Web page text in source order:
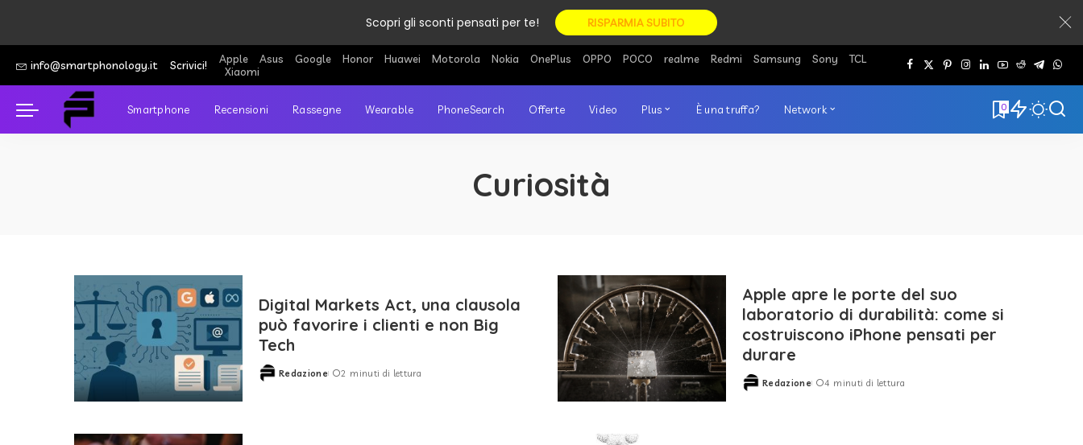
Scopri gli sconti pensati per te! RISPARMIA SUBITO
info@smartphonology.it Scrivici! Apple Asus Google Honor Huawei Motorola Nokia OnePlus OPPO POCO realme Redmi Samsung Sony
TCL
Xiaomi
Smartphone Recensioni Rassegne Wearable PhoneSearch Offerte Video Plus È una truffa? Network 0
Curiosità
Digital Markets Act, una clausola
può favorire i clienti e non Big
Tech
Posted
Redazione 2 minuti di lettura
Apple apre le porte del suo
laboratorio di durabilità: come si
costruiscono iPhone pensati per
durare
Posted
Redazione 4 minuti di lettura